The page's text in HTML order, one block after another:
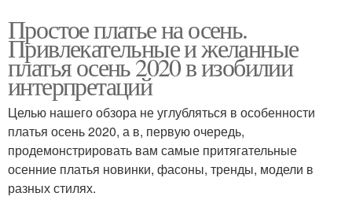
Простое платье на осень.
Привлекательные и желанные
платья осень 2020 в изобилии
интерпретаций
Целью нашего обзора не углубляться в особенности
платья осень 2020, а в, первую очередь,
продемонстрировать вам самые притягательные
осенние платья новинки, фасоны, тренды, модели в
разных стилях.